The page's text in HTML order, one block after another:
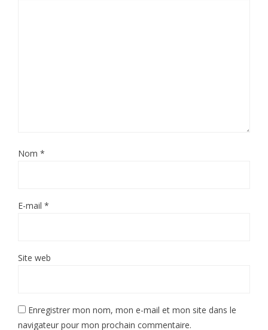
Nom *
E-mail *
Site web
Enregistrer mon nom, mon e-mail et mon site dans le
navigateur pour mon prochain commentaire.